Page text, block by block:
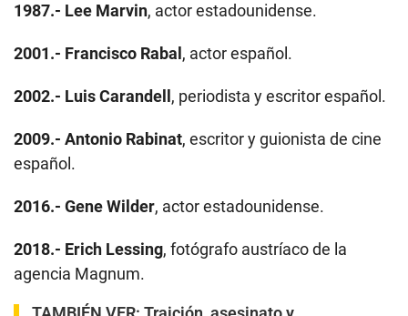
1987.- Lee Marvin, actor estadounidense.
2001.- Francisco Rabal , actor español.
2002.- Luis Carandell , periodista y escritor español.
2009.- Antonio Rabinat, escritor y guionista de cine
español.
2016.- Gene Wilder, actor estadounidense.
2018.- Erich Lessing, fotógrafo austríaco de la
agencia Magnum.